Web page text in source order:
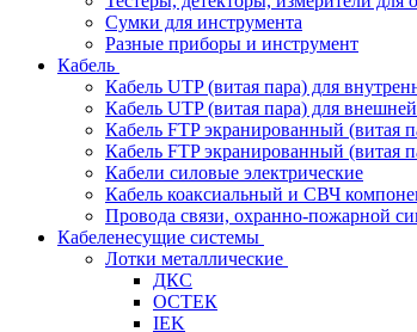
Сумки для инструмента
Разные приборы и инструмент
Кабель
Кабель UTP (витая пара) для
Кабель UTP (витая пара) для
Кабель FTP экранированный (витая
Кабель FTP экранированный (витая
Кабели силовые электрические
Кабель коаксиальный и СВЧ
Провода связи, охранно-пожарной
Кабеленесущие системы
Лотки металлические
ДКС
ОСТЕК
IEK